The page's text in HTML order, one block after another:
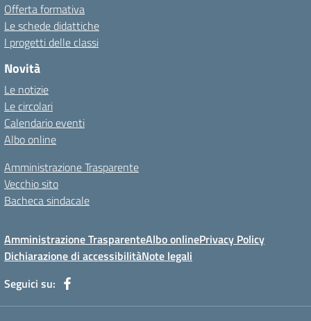
Offerta formativa
Le schede didattiche
I progetti delle classi
Novità
Le notizie
Le circolari
Calendario eventi
Albo online
Amministrazione Trasparente
Vecchio sito
Bacheca sindacale
Amministrazione TrasparenteAlbo onlinePrivacy Policy
Dichiarazione di accessibilitàNote legali
Seguici su: